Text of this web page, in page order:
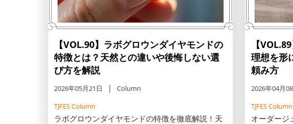
【VOL.90】ラボグロウンダイヤモンドの
特徴とは？天然との違いや後悔しない選
び方を解説
2026年05月21日
Column
TJFES Column
ラボグロウンダイヤモンドの特徴を徹底解説！天
【
理想を形
頼み方
2026年04月
TJFES Column
オーダージ